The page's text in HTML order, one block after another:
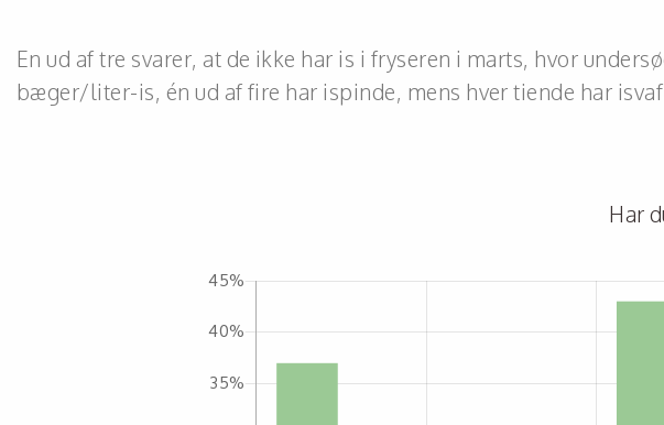
En ud af tre svarer, at de ikke har is i fryseren i marts, hvor
bæger/liter-is, én ud af fire har ispinde, mens hver tiende har
Har